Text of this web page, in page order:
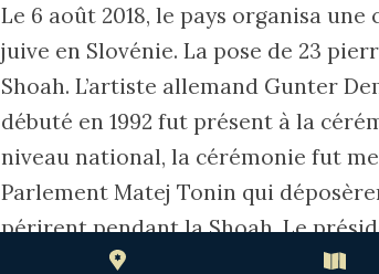
Le 6 août 2018, le pays organisa
juive en Slovénie. La pose de 23
Shoah. L’artiste allemand Gunter
débuté en 1992 fut présent à la
niveau national, la cérémonie fut
Parlement Matej Tonin qui
périrent pendant la Shoah. Le
garde contre la résurgence des